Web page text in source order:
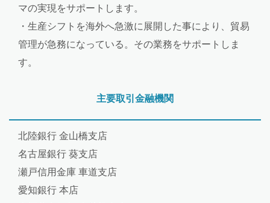
マの実現をサポートします。
・生産シフトを海外へ急激に展開した事により、貿易
管理が急務になっている。その業務をサポートしま
す。
主要取引金融機関
北陸銀行 金山橋支店
名古屋銀行 葵支店
瀬戸信用金庫 車道支店
愛知銀行 本店